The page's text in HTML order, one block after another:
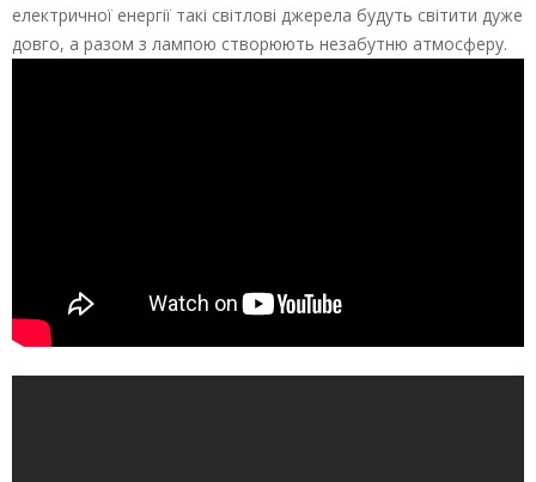
електричної енергії такі світлові джерела будуть світити дуже
довго, а разом з лампою створюють незабутню атмосферу.